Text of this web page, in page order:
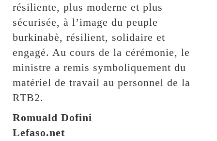
résiliente, plus moderne et plus
sécurisée, à l’image du peuple
burkinabè, résilient, solidaire et
engagé. Au cours de la cérémonie, le
ministre a remis symboliquement du
matériel de travail au personnel de la
RTB2.
Romuald Dofini
Lefaso.net